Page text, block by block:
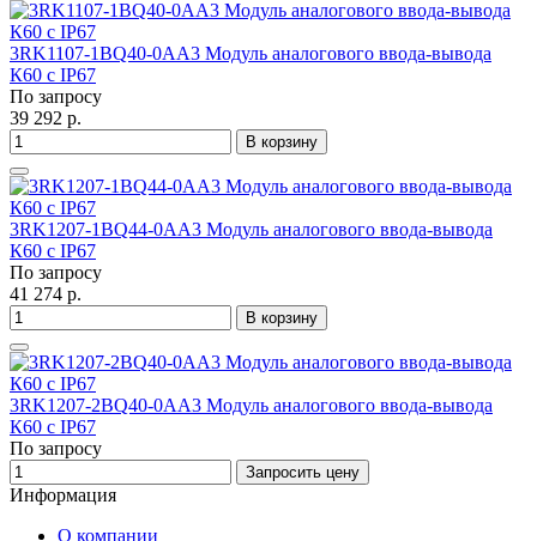
3RK1107-1BQ40-0AA3 Модуль аналогового ввода-вывода
К60 с IP67
По запросу
39 292 р.
В корзину
3RK1207-1BQ44-0AA3 Модуль аналогового ввода-вывода
К60 с IP67
По запросу
41 274 р.
В корзину
3RK1207-2BQ40-0AA3 Модуль аналогового ввода-вывода
К60 с IP67
По запросу
Запросить цену
Информация
О компании